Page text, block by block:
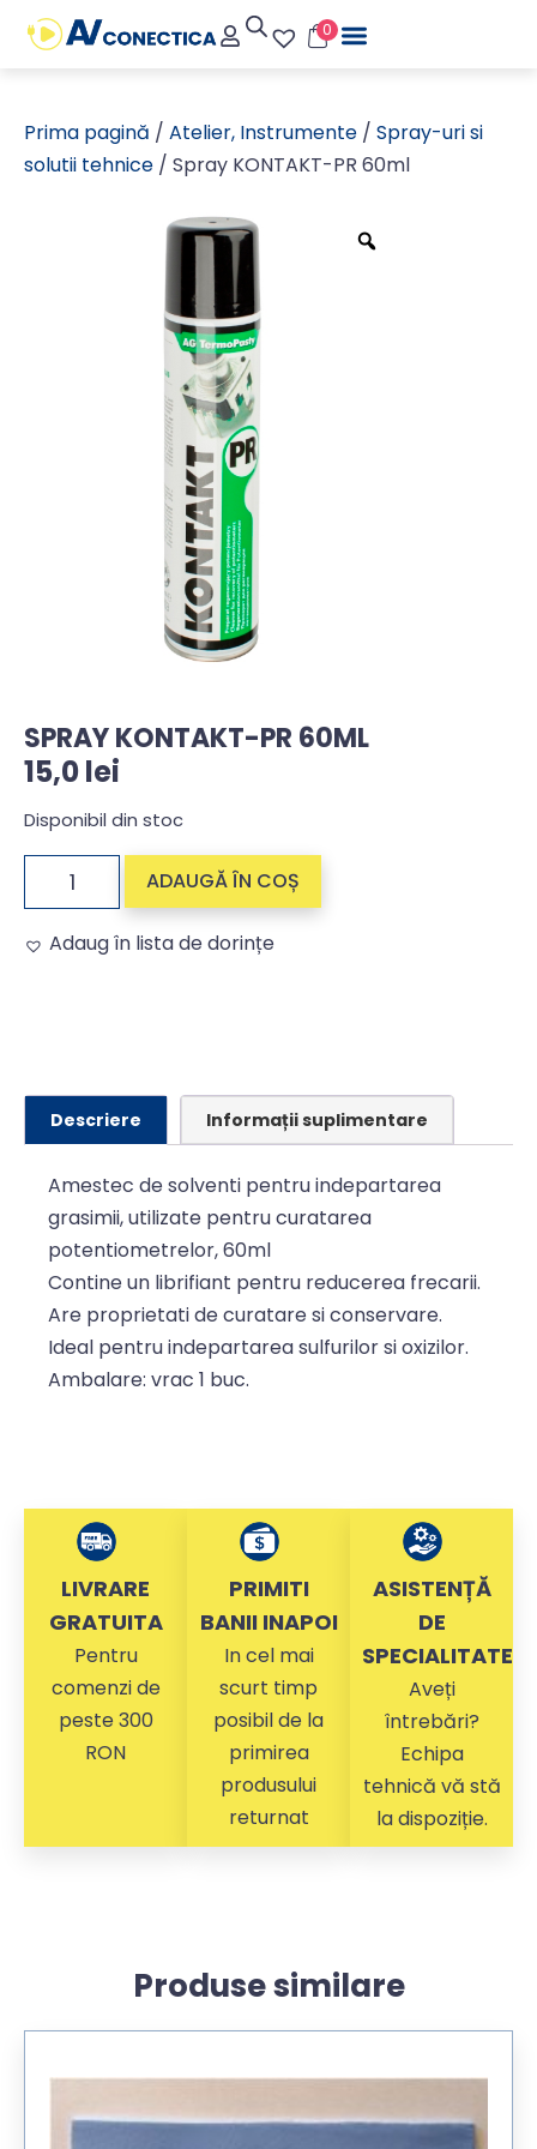
0
Prima pagină / Atelier, Instrumente / Spray-uri si
solutii tehnice / Spray KONTAKT-PR 60ml
SPRAY KONTAKT-PR 60ML
15,0lei
Disponibil din stoc
ADAUGĂ ÎN COȘ
Adaug în lista de dorințe
Descriere Informații suplimentare
Amestec de solventi pentru indepartarea
grasimii, utilizate pentru curatarea
potentiometrelor, 60ml
Contine un librifiant pentru reducerea frecarii.
Are proprietati de curatare si conservare.
Ideal pentru indepartarea sulfurilor si oxizilor.
Ambalare: vrac 1 buc.
LIVRARE
GRATUITA
Pentru
comenzi de
peste 300
RON
PRIMITI
BANII INAPOI
In cel mai
scurt timp
posibil de la
primirea
produsului
returnat
ASISTENȚĂ
DE
SPECIALITATE
Aveți
întrebări?
Echipa
tehnică vă stă
la dispoziție.
Produse similare